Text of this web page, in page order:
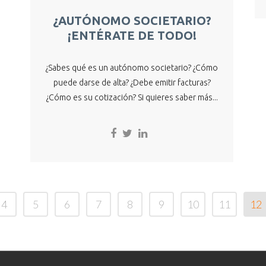
¿AUTÓNOMO SOCIETARIO?
¡ENTÉRATE DE TODO!
¿Sabes qué es un autónomo societario? ¿Cómo
puede darse de alta? ¿Debe emitir facturas?
¿Cómo es su cotización? Si quieres saber más...
4 5 6 7 8 9 10 11 12